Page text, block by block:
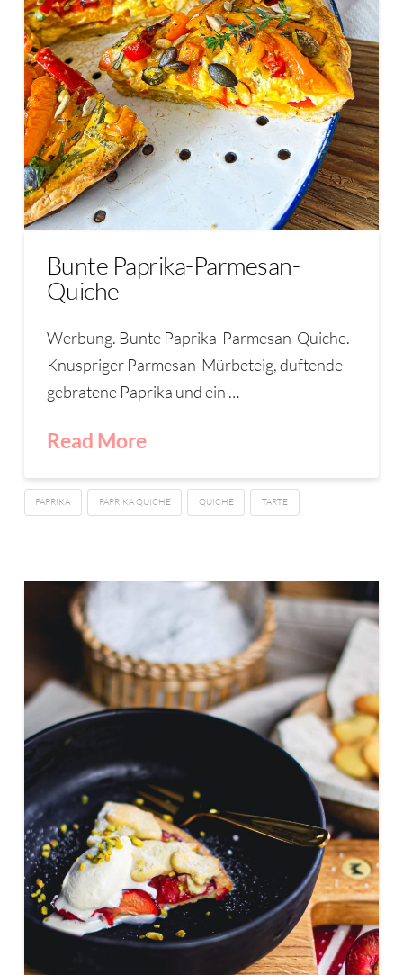
Bunte Paprika-Parmesan-
Quiche
Werbung. Bunte Paprika-Parmesan-Quiche.
Knuspriger Parmesan-Mürbeteig, duftende
gebratene Paprika und ein …
Read More
PAPRIKA PAPRIKA QUICHE QUICHE TARTE